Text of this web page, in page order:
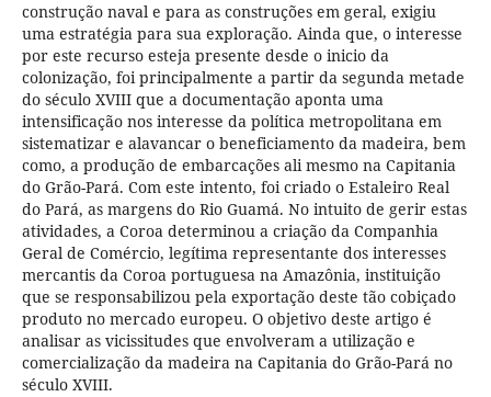
construção naval e para as construções em geral, exigiu
uma estratégia para sua exploração. Ainda que, o interesse
por este recurso esteja presente desde o inicio da
colonização, foi principalmente a partir da segunda metade
do século XVIII que a documentação aponta uma
intensificação nos interesse da política metropolitana em
sistematizar e alavancar o beneficiamento da madeira, bem
como, a produção de embarcações ali mesmo na Capitania
do Grão-Pará. Com este intento, foi criado o Estaleiro Real
do Pará, as margens do Rio Guamá. No intuito de gerir estas
atividades, a Coroa determinou a criação da Companhia
Geral de Comércio, legítima representante dos interesses
mercantis da Coroa portuguesa na Amazônia, instituição
que se responsabilizou pela exportação deste tão cobiçado
produto no mercado europeu. O objetivo deste artigo é
analisar as vicissitudes que envolveram a utilização e
comercialização da madeira na Capitania do Grão-Pará no
século XVIII.